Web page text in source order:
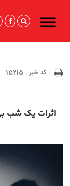
کد خبر : 15215
اثرات یک شب